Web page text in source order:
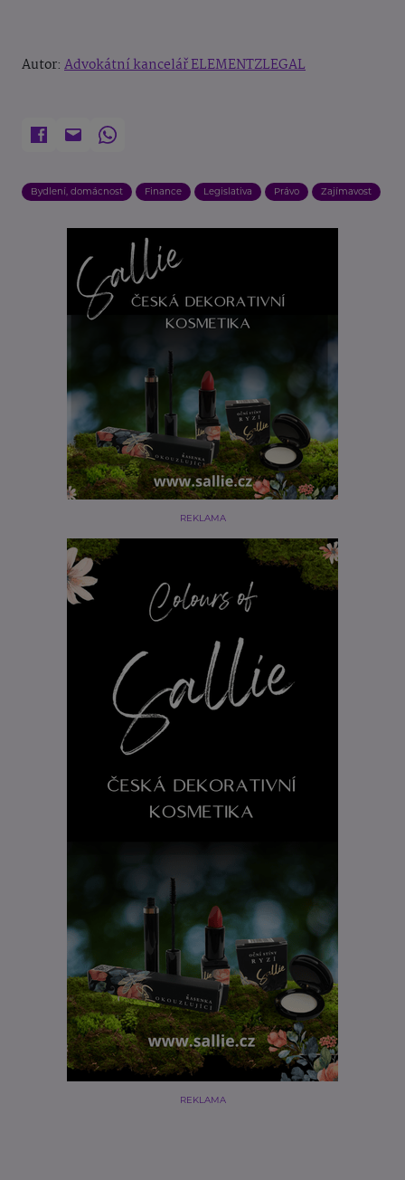
Autor: Advokátní kancelář ELEMENTZLEGAL
Bydlení, domácnost Finance Legislativa Právo Zajímavost
REKLAMA
REKLAMA